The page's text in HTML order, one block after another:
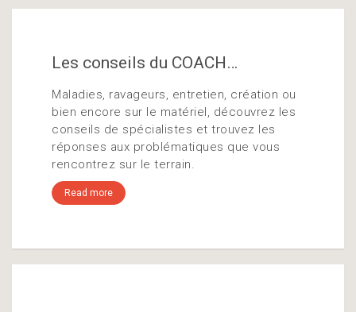
Les conseils du COACH…
Maladies, ravageurs, entretien, création ou
bien encore sur le matériel, découvrez les
conseils de spécialistes et trouvez les
réponses aux problématiques que vous
rencontrez sur le terrain.
Read more